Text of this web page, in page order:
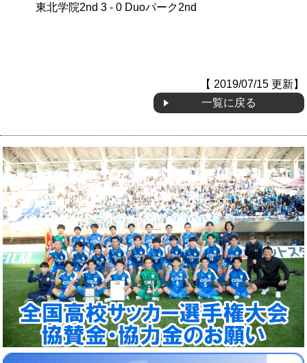
東北学院2nd 3 - 0 Duoパーク2nd
【 2019/07/15 更新】
一覧に戻る